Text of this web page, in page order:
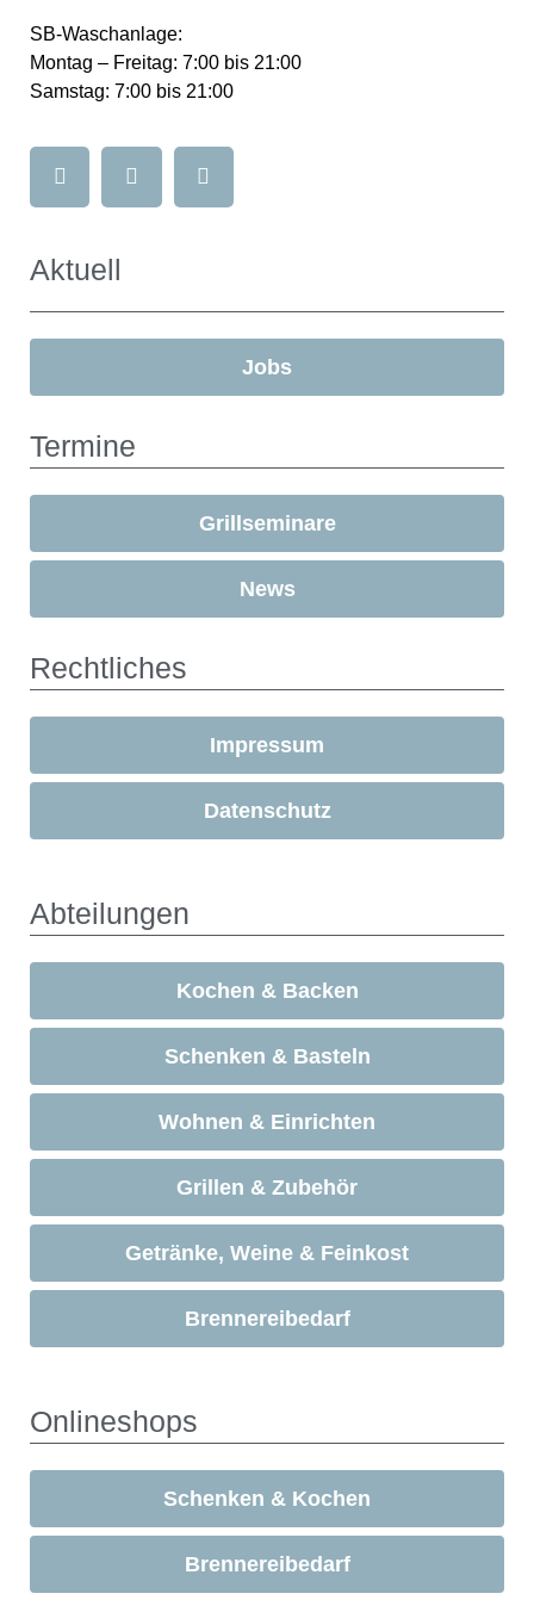
SB-Waschanlage:
Montag – Freitag: 7:00 bis 21:00
Samstag: 7:00 bis 21:00
Aktuell
Jobs
Termine
Grillseminare
News
Rechtliches
Impressum
Datenschutz
Abteilungen
Kochen & Backen
Schenken & Basteln
Wohnen & Einrichten
Grillen & Zubehör
Getränke, Weine & Feinkost
Brennereibedarf
Onlineshops
Schenken & Kochen
Brennereibedarf